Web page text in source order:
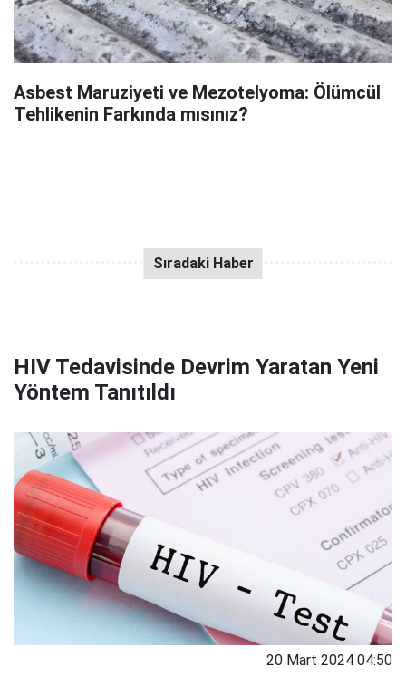
Asbest Maruziyeti ve Mezotelyoma: Ölümcül
Tehlikenin Farkında mısınız?
HIV Tedavisinde Devrim Yaratan Yeni
Yöntem Tanıtıldı
20 Mart 2024 04:50